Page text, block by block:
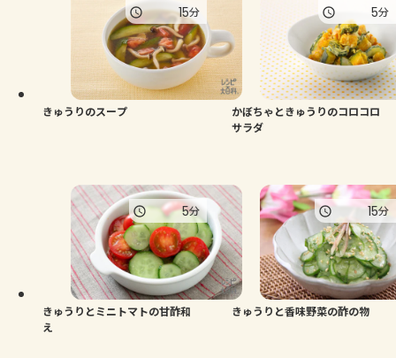
トーク
よくあるお問い合わせ
お買い物
きゅうりのスープ
15分
かぼちゃときゅうりのコロコロ
サラダ
5分
きゅうりとミニトマトの甘酢和
え
5分
きゅうりと香味野菜の酢の物
15分